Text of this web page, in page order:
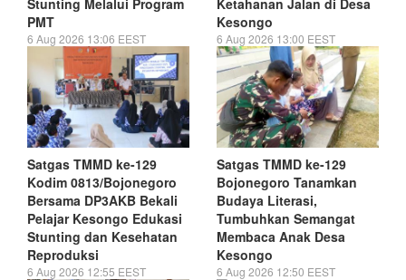
PMT
6 Aug 2026 13:06 EEST
Kesongo
6 Aug 2026 13:00 EEST
Satgas TMMD ke-129
Kodim 0813/Bojonegoro
Bersama DP3AKB Bekali
Pelajar Kesongo Edukasi
Stunting dan Kesehatan
Reproduksi
6 Aug 2026 12:55 EEST
Satgas TMMD ke-129
Bojonegoro Tanamkan
Budaya Literasi,
Tumbuhkan Semangat
Membaca Anak Desa
Kesongo
6 Aug 2026 12:50 EEST